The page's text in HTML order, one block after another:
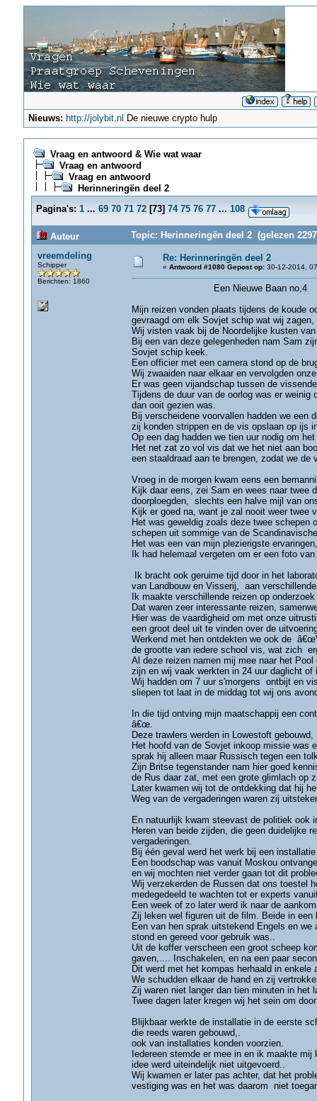
Nieuws: http://jolybit.nl De nieuwe crypto hulp
Vraag en antwoord & Wie wat waar
Vraag en antwoord
Vraag en antwoord
Herinneringën deel 2
Pagina's: 1 ... 69 70 71 72[73] 74 75 76 77 ... 108
Auteur
Topic: Herinneringën deel 2 (gelezen
vreemdeling
Schipper
Berichten: 1860
Re: Herinneringën deel 2
« Antwoord #1080 Gepost op:30-12-2014,
Een Nieuwe Baan no,4
Mijn reizen vonden plaats tijdens de koude
gevraagd om elk Sovjet schip wat wij zagen,
Wij visten vaak bij de Noordelijke kusten
Bij een van deze gelegenheden nam Sam
Sovjet schip keek.
Een officier met een camera stond op de
Wij zwaaiden naar elkaar en vervolgden
Er was geen vijandschap tussen de
Tijdens de duur van de oorlog was er
dan ooit gezien was.
Bij verscheidene voorvallen hadden we
zij konden strippen en de vis opslaan op ijs
Op een dag hadden we tien uur nodig om
Het net zat zo vol vis dat we het niet aan
een staaldraad aan te brengen, zodat we
Vroeg in de morgen kwam eens een
Kijk daar eens, zei Sam en wees naar twee
doorploegden, slechts een halve mijl van
Kijk er goed na, want je zal nooit weer twee
Het was geweldig zoals deze twee schepen
schepen uit sommige van de
Het was een van mijn plezierigste
Ik had helemaal vergeten om er een foto
Ik bracht ook geruime tijd door in het
van Landbouw en Visserij, aan
Ik maakte verschillende reizen op
Dat waren zeer interessante reizen,
Hier was de vaardigheid om met onze
een groot deel uit te vinden over de
Werkend met hen ontdekten we ook de
de grootte van iedere school vis, wat zich
Al deze reizen namen mij mee naar het
zijn en wij vaak werkten in 24 uur daglicht
Wij hadden om 7 uur s'morgens ontbijt en
sliepen tot laat in de middag tot wij ons
In die tijd ontving mijn maatschappij een
â€œ.
Deze trawlers werden in Lowestoft
Het hoofd van de Sovjet inkoop missie was
sprak hij alleen maar Russisch tegen een
Zijn Britse tegenstander nam hier goed
de Rus daar zat, met een grote glimlach op
Later kwamen wij tot de ontdekking dat hij
Weg van de vergaderingen waren zij
En natuurlijk kwam steevast de politiek ook
Heren van beide zijden, die geen duidelijke
vergaderingen.
Bij één geval werd het werk bij een
Een boodschap was vanuit Moskou
en wij mochten niet verder gaan tot dit
Wij verzekerden de Russen dat ons toestel
medegedeeld te wachten tot er experts
Een week of zo later werd ik naar de
Zij leken wel figuren uit de film. Beide in
Een van hen sprak uitstekend Engels en
stond en gereed voor gebruik was..
Uit de koffer verscheen een groot scheep
gaven,.... Inschakelen, en na een paar
Dit werd met het kompas herhaald in
We schudden elkaar de hand en zij
Zij waren niet langer dan tien minuten in het
Twee dagen later kregen wij het sein om
Blijkbaar werkte de installatie in de eerste
die reeds waren gebouwd,.
ook van installaties konden voorzien.
Iedereen stemde er mee in en ik maakte
idee werd uiteindelijk niet uitgevoerd..
Wij kwamen er later pas achter, dat het
vestiging was en het was daarom niet